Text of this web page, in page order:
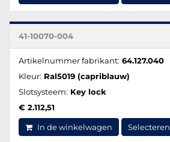
41-10070-004
Artikelnummer fabrikant: 64.127.040
Kleur: Ral5019 (capriblauw)
Slotsysteem: Key lock
€ 2.112,51
In de winkelwagen Selecteren